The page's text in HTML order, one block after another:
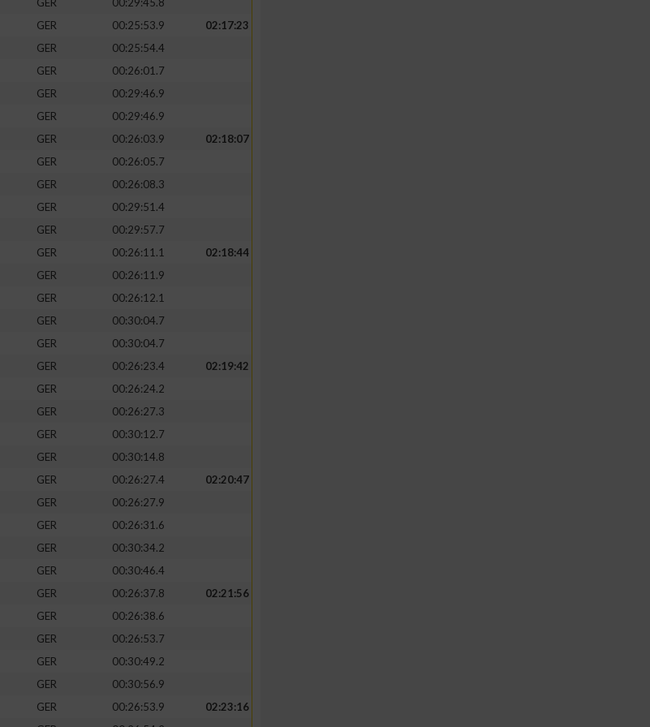
GER 00:25:53.9
02:17:23
GER
00:25:54.4
GER
00:26:01.7
GER
00:29:46.9
GER
00:29:46.9
GER 00:26:03.9
02:18:07
GER
00:26:05.7
GER
00:26:08.3
GER
00:29:51.4
GER
00:29:57.7
GER 00:26:11.1
02:18:44
GER
00:26:11.9
GER
00:26:12.1
GER
00:30:04.7
GER
00:30:04.7
GER 00:26:23.4
02:19:42
GER
00:26:24.2
GER
00:26:27.3
GER
00:30:12.7
GER
00:30:14.8
GER 00:26:27.4
02:20:47
GER
00:26:27.9
GER
00:26:31.6
GER
00:30:34.2
GER
00:30:46.4
GER 00:26:37.8
02:21:56
GER
00:26:38.6
GER
00:26:53.7
GER
00:30:49.2
GER
00:30:56.9
GER 00:26:53.9
02:23:16